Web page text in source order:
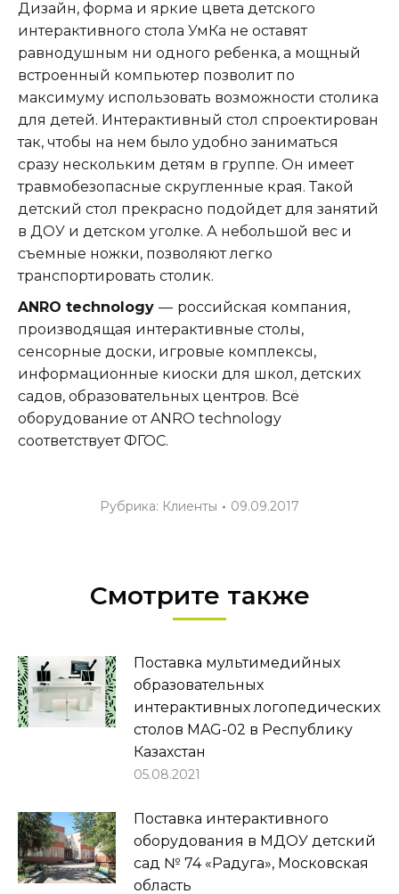
Дизайн, форма и яркие цвета детского
интерактивного стола УмКа не оставят
равнодушным ни одного ребенка, а мощный
встроенный компьютер позволит по
максимуму использовать возможности столика
для детей. Интерактивный стол спроектирован
так, чтобы на нем было удобно заниматься
сразу нескольким детям в группе. Он имеет
травмобезопасные скругленные края. Такой
детский стол прекрасно подойдет для занятий
в ДОУ и детском уголке. А небольшой вес и
съемные ножки, позволяют легко
транспортировать столик.
ANRO technology — российская компания,
производящая интерактивные столы,
сенсорные доски, игровые комплексы,
информационные киоски для школ, детских
садов, образовательных центров. Всё
оборудование от ANRO technology
соответствует ФГОС.
Рубрика: Клиенты 09.09.2017
Смотрите также
Поставка мультимедийных
образовательных
интерактивных логопедических
столов MAG-02 в Республику
Казахстан
05.08.2021
Поставка интерактивного
оборудования в МДОУ детский
сад № 74 «Радуга», Московская
область